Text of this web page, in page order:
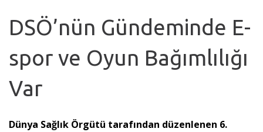
DSÖ’nün Gündeminde E-
spor ve Oyun Bağımlılığı
Var
Dünya Sağlık Örgütü tarafından düzenlenen 6.